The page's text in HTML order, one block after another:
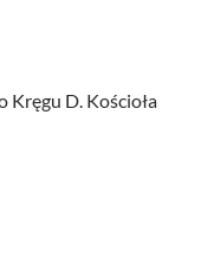
Kręgu D. Kościoła